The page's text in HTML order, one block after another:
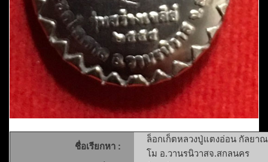
ชื่อเรียกหา :
ล็อกเก็ตหลวงปู่แตงอ่อน กัลยา
โม อ.วานรนิวาสจ.สกลนคร